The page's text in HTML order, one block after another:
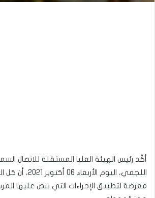
أكّد رئيس الهيئة العليا المستقلة للاتصال
اللجمي، اليوم